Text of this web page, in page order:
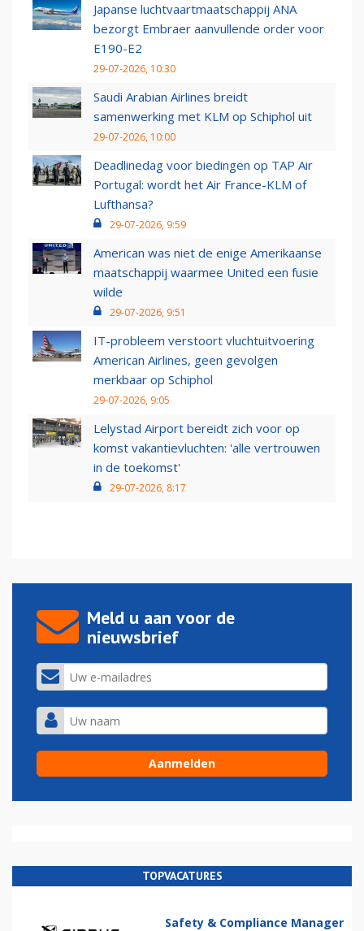
Japanse luchtvaartmaatschappij ANA
bezorgt Embraer aanvullende order voor
E190-E2
29-07-2026, 10:30
Saudi Arabian Airlines breidt
samenwerking met KLM op Schiphol uit
29-07-2026, 10:00
Deadlinedag voor biedingen op TAP Air
Portugal: wordt het Air France-KLM of
Lufthansa?
29-07-2026, 9:59
American was niet de enige Amerikaanse
maatschappij waarmee United een fusie
wilde
29-07-2026, 9:51
IT-probleem verstoort vluchtuitvoering
American Airlines, geen gevolgen
merkbaar op Schiphol
29-07-2026, 9:05
Lelystad Airport bereidt zich voor op
komst vakantievluchten: 'alle vertrouwen
in de toekomst'
29-07-2026, 8:17
Meld u aan voor de
nieuwsbrief
TOPVACATURES
Safety & Compliance Manager